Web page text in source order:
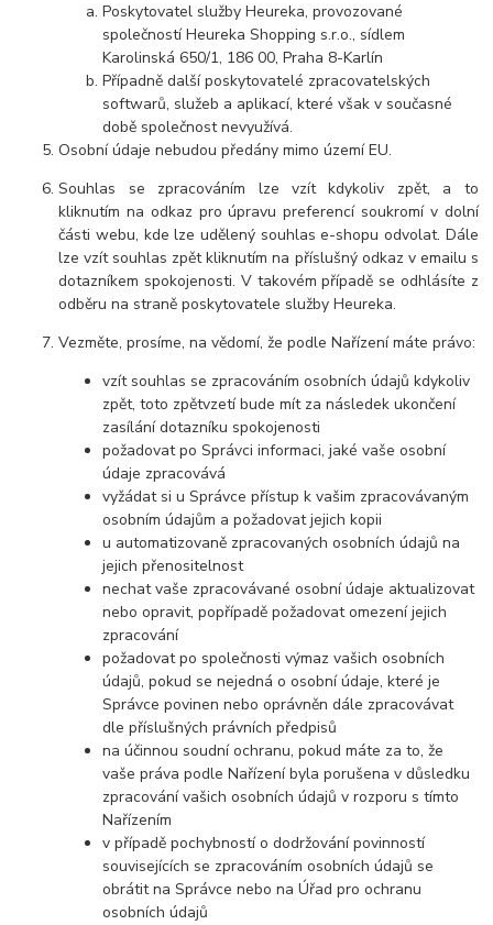
Poskytovatel služby Heureka, provozované
společností Heureka Shopping s.r.o., sídlem
Karolinská 650/1, 186 00, Praha 8-Karlín
Případně další poskytovatelé zpracovatelských
softwarů, služeb a aplikací, které však v současné
době společnost nevyužívá.
Osobní údaje nebudou předány mimo území EU.
Souhlas se zpracováním lze vzít kdykoliv zpět, a to
kliknutím na odkaz pro úpravu preferencí soukromí v dolní
části webu, kde lze udělený souhlas e-shopu odvolat. Dále
lze vzít souhlas zpět kliknutím na příslušný odkaz v emailu s
dotazníkem spokojenosti. V takovém případě se odhlásíte z
odběru na straně poskytovatele služby Heureka.
Vezměte, prosíme, na vědomí, že podle Nařízení máte právo:
vzít souhlas se zpracováním osobních údajů kdykoliv
zpět, toto zpětvzetí bude mít za následek ukončení
zasílání dotazníku spokojenosti
požadovat po Správci informaci, jaké vaše osobní
údaje zpracovává
vyžádat si u Správce přístup k vašim zpracovávaným
osobním údajům a požadovat jejich kopii
u automatizovaně zpracovaných osobních údajů na
jejich přenositelnost
nechat vaše zpracovávané osobní údaje aktualizovat
nebo opravit, popřípadě požadovat omezení jejich
zpracování
požadovat po společnosti výmaz vašich osobních
údajů, pokud se nejedná o osobní údaje, které je
Správce povinen nebo oprávněn dále zpracovávat
dle příslušných právních předpisů
na účinnou soudní ochranu, pokud máte za to, že
vaše práva podle Nařízení byla porušena v důsledku
zpracování vašich osobních údajů v rozporu s tímto
Nařízením
v případě pochybností o dodržování povinností
souvisejících se zpracováním osobních údajů se
obrátit na Správce nebo na Úřad pro ochranu
osobních údajů